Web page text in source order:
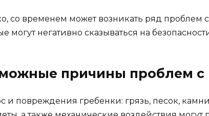
со временем может возникать ряд проблем с
могут негативно сказываться на
причины проблем с
и повреждения гребенки: грязь, песок,